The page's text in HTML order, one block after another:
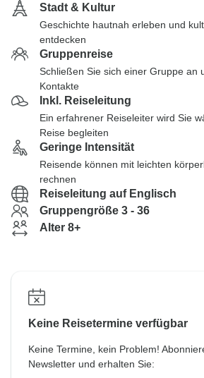
Stadt & Kultur
Geschichte hautnah erleben und
entdecken
Gruppenreise
Schließen Sie sich einer Gruppe an
Kontakte
Inkl. Reiseleitung
Ein erfahrener Reiseleiter wird Sie
Reise begleiten
Geringe Intensität
Reisende können mit leichten
rechnen
Reiseleitung auf Englisch
Gruppengröße 3 - 36
Alter 8+
Keine Reisetermine verfügbar
Keine Termine, kein Problem!
Newsletter und erhalten Sie: